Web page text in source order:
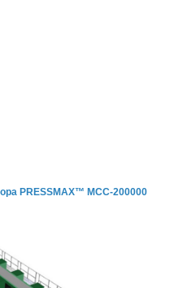
PRESSMAX™ МСС-200000